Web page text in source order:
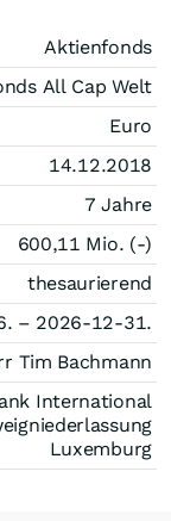
Aktienfonds
All Cap Welt
Euro
14.12.2018
7 Jahre
600,11 Mio. (-)
thesaurierend
– 2026-12-31.
Tim Bachmann
International
Luxemburg